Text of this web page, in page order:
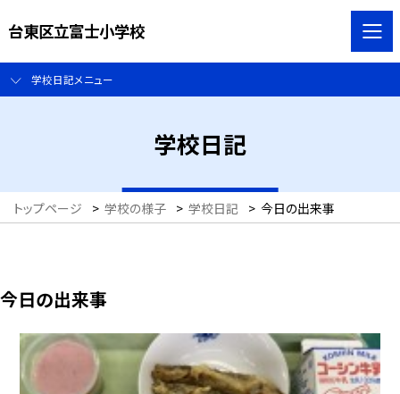
台東区立富士小学校
学校日記メニュー
学校日記
トップページ > 学校の様子 > 学校日記 > 今日の出来事
今日の出来事